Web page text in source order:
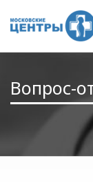
Вопрос-